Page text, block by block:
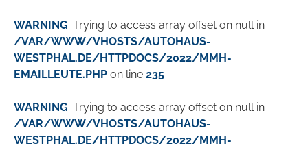
WARNING: Trying to access array offset on null in
/VAR/WWW/VHOSTS/AUTOHAUS-
WESTPHAL.DE/HTTPDOCS/2022/MMH-
EMAILLEUTE.PHP on line 235
WARNING: Trying to access array offset on null in
/VAR/WWW/VHOSTS/AUTOHAUS-
WESTPHAL.DE/HTTPDOCS/2022/MMH-